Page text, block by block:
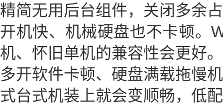
精简无用后台组件，关闭多余
开机快、机械硬盘也不卡顿。
机、怀旧单机的兼容性会更好
多开软件卡顿、硬盘满载拖慢
式台式机装上就会变顺畅，低